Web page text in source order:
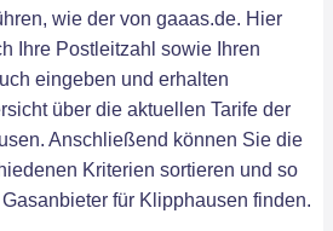
wie der von gaaas.de. Hier
Ihre Postleitzahl sowie Ihren
eingeben und erhalten
über die aktuellen Tarife der
Anschließend können Sie die
Kriterien sortieren und so
für Klipphausen finden.